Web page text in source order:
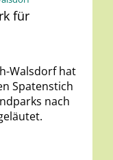
für
Walsdorf hat
Spatenstich
nach